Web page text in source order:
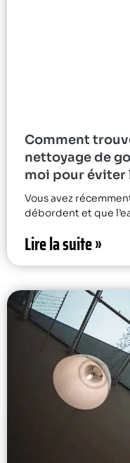
Comment
nettoyage de
moi pour éviter
Vous avez
débordent et que
Lire la suite »